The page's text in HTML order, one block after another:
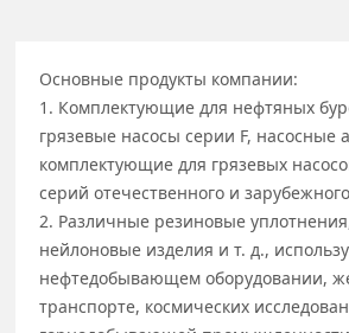
Основные продукты компании:
1. Комплектующие для нефтяных
грязевые насосы серии F, насосные
комплектующие для грязевых
серий отечественного и
2. Различные резиновые
нейлоновые изделия и т. д.,
нефтедобывающем оборудовании,
транспорте, космических